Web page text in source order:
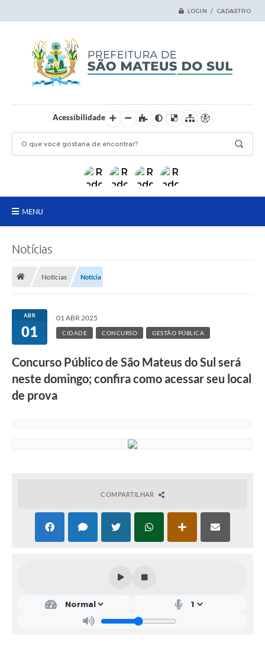
LOGIN / CADASTRO
Acessibilidade
MENU
Transparência
Secretarias
Ouvidoria
A Prefeitura
INOVA_SÃO MATEUS DO SUL
Chamamento Público para Artistas Locais
Agência do Trabalhador
Notícias
Notícias Notícia
ABR
01
01 ABR 2025
CIDADE CONCURSO GESTÃO PÚBLICA
Concurso Público de São Mateus do Sul será
neste domingo; confira como acessar seu local
de prova
COMPARTILHAR